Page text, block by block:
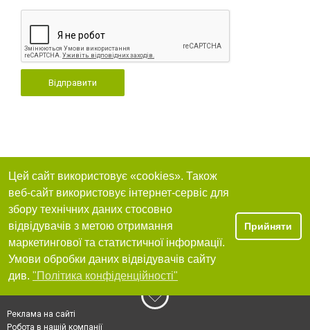
Відправити
Цей сайт використовує «cookies». Також
веб-сайт використовує інтернет-сервіс для
збору технічних даних стосовно
відвідувачів з метою отримання
маркетингової та статистичної інформації.
Умови обробки даних відвідувачів сайту
див. "Політика конфіденційності"
Прийняти
Реклама на сайті
Робота в нашій компанії